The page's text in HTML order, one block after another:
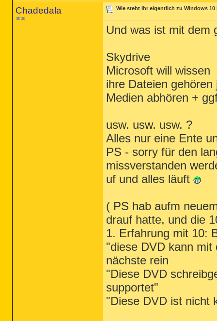
Chadedala Wie steht Ihr eigentlich zu Windows 10
Und was ist mit dem
Skydrive
Microsoft will wissen
ihre Dateien
Medien abhören +
usw. usw. usw. ?
Alles nur eine Ente
PS - sorry für den
missverstanden
uf und alles läuft
( PS hab aufm
drauf hatte, und die
1. Erfahrung mit 10:
"diese DVD kann mit
nächste rein
"Diese DVD
supportet"
"Diese DVD ist nicht